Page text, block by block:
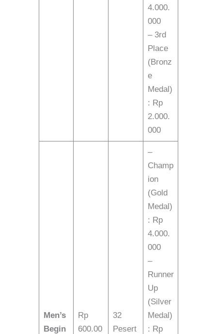
4.000.
000
– 3rd
Place
(Bronz
e
Medal)
: Rp
2.000.
000
Men’s
Begin
Rp
600.00
32
Pesert
–
Champ
ion
(Gold
Medal)
: Rp
4.000.
000
–
Runner
Up
(Silver
Medal)
: Rp